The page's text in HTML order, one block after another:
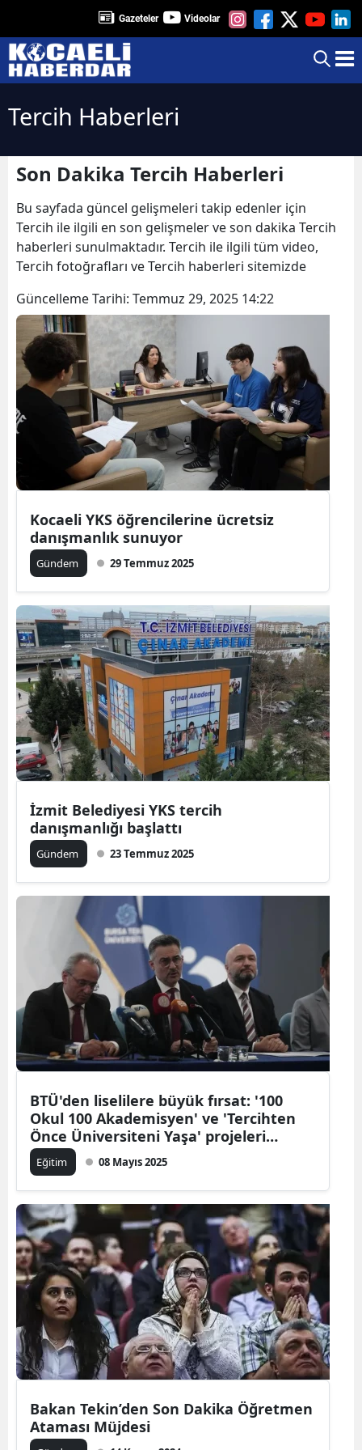
Gazeteler Videolar
Tercih Haberleri
Son Dakika Tercih Haberleri
Bu sayfada güncel gelişmeleri takip edenler için
Tercih ile ilgili en son gelişmeler ve son dakika Tercih
haberleri sunulmaktadır. Tercih ile ilgili tüm video,
Tercih fotoğrafları ve Tercih haberleri sitemizde
Güncelleme Tarihi: Temmuz 29, 2025 14:22
Kocaeli YKS öğrencilerine ücretsiz
danışmanlık sunuyor
Gündem 29 Temmuz 2025
İzmit Belediyesi YKS tercih
danışmanlığı başlattı
Gündem 23 Temmuz 2025
BTÜ'den liselilere büyük fırsat: '100
Okul 100 Akademisyen' ve 'Tercihten
Önce Üniversiteni Yaşa' projeleri
başladı
Eğitim 08 Mayıs 2025
Bakan Tekin’den Son Dakika Öğretmen
Ataması Müjdesi